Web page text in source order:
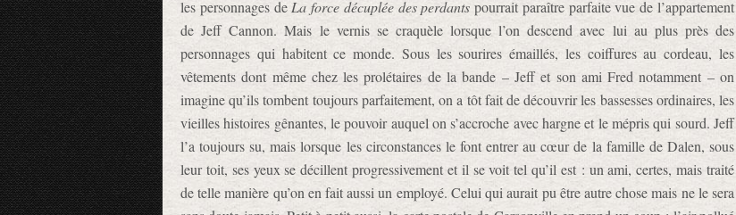
les personnages de La force décuplée des perdants pourrait paraître parfaite vue de l’appartement
de Jeff Cannon. Mais le vernis se craquèle lorsque l’on descend avec lui au plus près des
personnages qui habitent ce monde. Sous les sourires émaillés, les coiffures au cordeau, les
vêtements dont même chez les prolétaires de la bande – Jeff et son ami Fred notamment – on
imagine qu’ils tombent toujours parfaitement, on a tôt fait de découvrir les bassesses ordinaires, les
vieilles histoires gênantes, le pouvoir auquel on s’accroche avec hargne et le mépris qui sourd. Jeff
l’a toujours su, mais lorsque les circonstances le font entrer au cœur de la famille de Dalen, sous
leur toit, ses yeux se décillent progressivement et il se voit tel qu’il est : un ami, certes, mais traité
de telle manière qu’on en fait aussi un employé. Celui qui aurait pu être autre chose mais ne le sera